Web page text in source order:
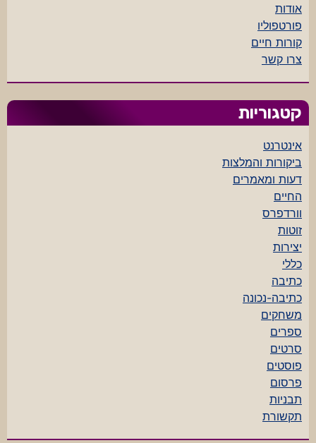
אודות
פורטפוליו
קורות חיים
צרו קשר
קטגוריות
אינטרנט
ביקורות והמלצות
דעות ומאמרים
החיים
וורדפרס
זוטות
יצירות
כללי
כתיבה
כתיבה-נכונה
משחקים
ספרים
סרטים
פוסטים
פרסום
תבניות
תקשורת